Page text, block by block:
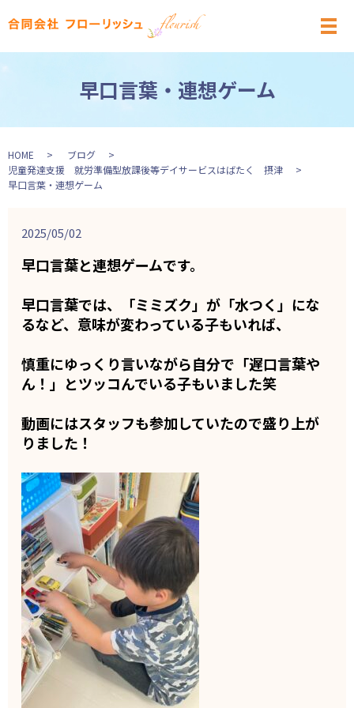
メ
早口言葉・連想ゲーム
HOME
ブログ
児童発達支援 就労準備型放課後等デイサービスはばたく 摂津
早口言葉・連想ゲーム
2025/05/02
早口言葉と連想ゲームです。
早口言葉では、「ミミズク」が「水つく」にな
るなど、 意味が変わっている子もいれば、
慎重にゆっくり言いながら自分で「遅口言葉や
ん！」とツッコんでいる子もいました笑
動画にはスタッフも参加していたので盛り上が
りました！